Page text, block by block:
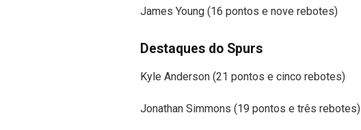
James Young (16 pontos e nove rebotes)
Destaques do Spurs
Kyle Anderson (21 pontos e cinco rebotes)
Jonathan Simmons (19 pontos e três rebotes)